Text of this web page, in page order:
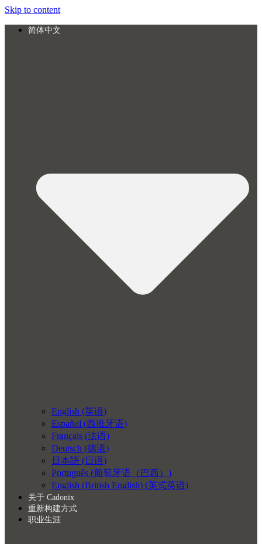
Skip to content
简体中文
English (英语)
Español (西班牙语)
Français (法语)
Deutsch (德语)
日本語 (日语)
Português (葡萄牙语（巴西） )
English (British English) (英式英语)
关于 Cadonix
重新构建方式
职业生涯